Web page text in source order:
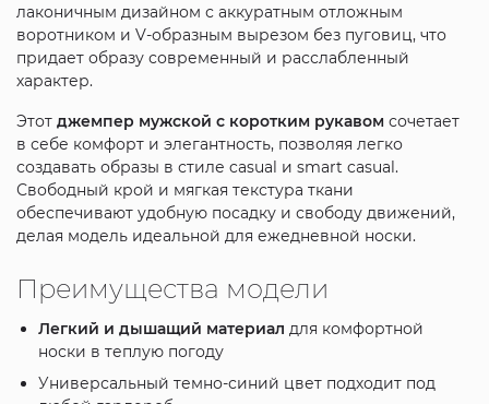
лаконичным дизайном с аккуратным отложным
воротником и V-образным вырезом без пуговиц, что
придает образу современный и расслабленный
характер.
Этот джемпер мужской с коротким рукавомсочетает
в себе комфорт и элегантность, позволяя легко
создавать образы в стиле casual и smart casual.
Свободный крой и мягкая текстура ткани
обеспечивают удобную посадку и свободу движений,
делая модель идеальной для ежедневной носки.
Преимущества модели
Легкий и дышащий материал для комфортной
носки в теплую погоду
Универсальный темно-синий цвет подходит под